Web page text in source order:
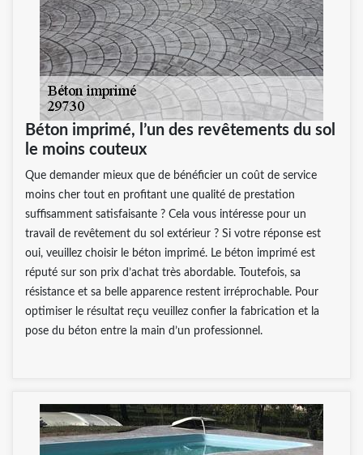
Béton imprimé, l’un des revêtements du sol
le moins couteux
Que demander mieux que de bénéficier un coût de service
moins cher tout en profitant une qualité de prestation
suffisamment satisfaisante ? Cela vous intéresse pour un
travail de revêtement du sol extérieur ? Si votre réponse est
oui, veuillez choisir le béton imprimé. Le béton imprimé est
réputé sur son prix d’achat très abordable. Toutefois, sa
résistance et sa belle apparence restent irréprochable. Pour
optimiser le résultat reçu veuillez confier la fabrication et la
pose du béton entre la main d’un professionnel.